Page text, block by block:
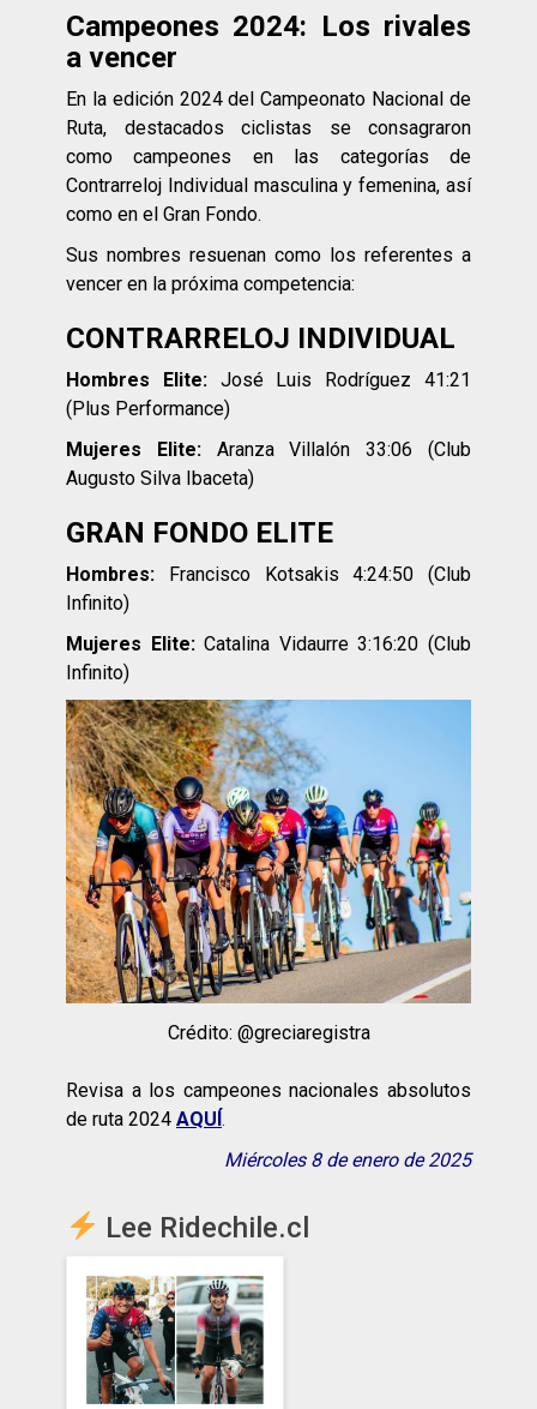
Campeones 2024: Los rivales
a vencer
En la edición 2024 del Campeonato Nacional de
Ruta, destacados ciclistas se consagraron
como campeones en las categorías de
Contrarreloj Individual masculina y femenina, así
como en el Gran Fondo.
Sus nombres resuenan como los referentes a
vencer en la próxima competencia:
CONTRARRELOJ INDIVIDUAL
Hombres Elite: José Luis Rodríguez 41:21
(Plus Performance)
Mujeres Elite: Aranza Villalón 33:06 (Club
Augusto Silva Ibaceta)
GRAN FONDO ELITE
Hombres:
Francisco Kotsakis 4:24:50 (Club
Infinito)
Mujeres Elite:Catalina Vidaurre 3:16:20 (Club
Infinito)
Crédito: @greciaregistra
Revisa a los campeones nacionales absolutos
de ruta 2024 AQUÍ .
Miércoles 8 de enero de 2025
Lee Ridechile.cl